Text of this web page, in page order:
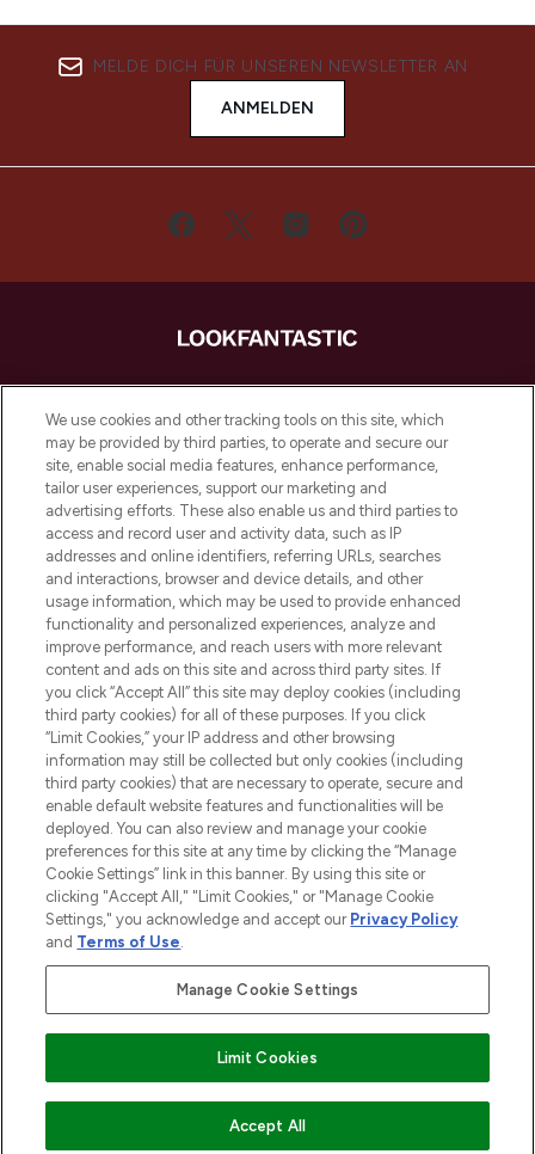
MELDE DICH FÜR UNSEREN NEWSLETTER AN
ANMELDEN
LOOKFANTASTIC ist Europas ultimativer
Beauty-Onlineshop mit den besten
Produkten aus Haut- und Haarpflege
sowie Make-Up von über 200
renommierten Marken. Shoppe online
oder über die App mit kostenloser
Lieferung ab einem Einkaufswert von 30€.
Cookie-Einwilligung
Do Not Sell or Share My Personal
Information
HILFE & INFORMATION
IMPRESSUM
ÜBER LOOKFANTASTIC
2026 THG Beauty Europe GmbH Maximilianstrasse 54 80538 Munich
Pay Securely With
We use cookies and other tracking tools on this site, which
may be provided by third parties, to operate and secure our
site, enable social media features, enhance performance,
tailor user experiences, support our marketing and
advertising efforts. These also enable us and third parties to
access and record user and activity data, such as IP
addresses and online identifiers, referring URLs, searches
and interactions, browser and device details, and other
usage information, which may be used to provide enhanced
functionality and personalized experiences, analyze and
improve performance, and reach users with more relevant
content and ads on this site and across third party sites. If
you click “Accept All” this site may deploy cookies (including
third party cookies) for all of these purposes. If you click
“Limit Cookies,” your IP address and other browsing
information may still be collected but only cookies (including
third party cookies) that are necessary to operate, secure and
enable default website features and functionalities will be
deployed. You can also review and manage your cookie
preferences for this site at any time by clicking the “Manage
Cookie Settings” link in this banner. By using this site or
clicking "Accept All," "Limit Cookies," or "Manage Cookie
Settings," you acknowledge and accept our Privacy Policy
and Terms of Use.
Manage Cookie Settings
Limit Cookies
Accept All